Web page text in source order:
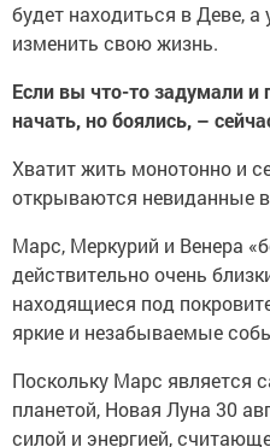
будет находиться в Деве,
изменить свою жизнь.
Если вы что-то задумали и
начать, но боялись, –
Хватит жить монотонно и
открываются невиданные
Марс, Меркурий и Венера
действительно очень
находящиеся под
яркие и незабываемые
Поскольку Марс является
планетой, Новая Луна 30
силой и энергией,